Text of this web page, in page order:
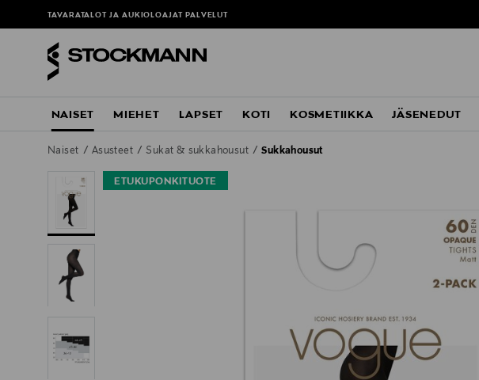
TAVARATALOT JA AUKIOLOAJAT PALVELUT
NAISET MIEHET LAPSET KOTI KOSMETIIKKA JÄSENEDUT
Naiset Asusteet Sukat & sukkahousut Sukkahousut
ETUKUPONKITUOTE